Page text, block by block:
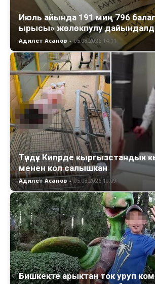
Июль айында 191 миң 796
ырысы» жөлөкпулу
Адилет Асанов - 05.08.2026 14:11
Түндүк Кипрде кыргызстандык
менен кол салышкан
Адилет Асанов - 05.08.2026 10:09
Бишкекте арыктан ток уруп